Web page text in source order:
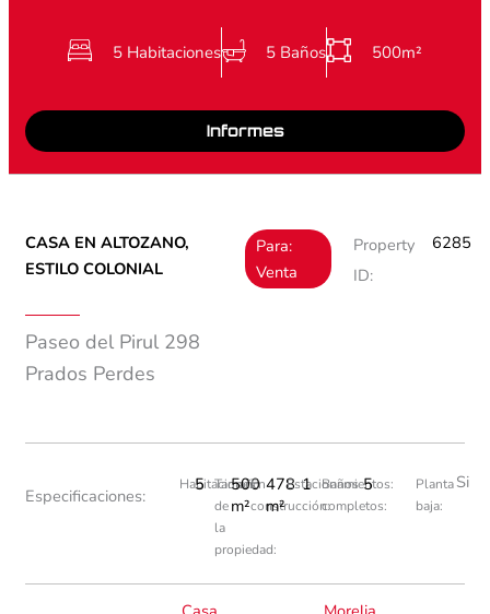
5 Habitaciones 5 Baños 500m²
Informes
CASA EN ALTOZANO,
ESTILO COLONIAL
Paseo del Pirul 298
Prados Perdes
Para:
Venta
Property
ID:
6285
Especificaciones:
Habitaciones:
5 Tamaño
de
la
propiedad:
500
m²
En
construcción:
478
m²
Estacionamientos:
1 Baños
completos:
5
Planta
baja:
Si